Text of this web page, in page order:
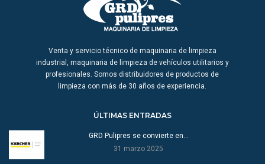
Venta y servicio técnico de maquinaria de limpieza
industrial, maquinaria de limpieza de vehículos utilitarios y
profesionales. Somos distribuidores de productos de
limpieza con más de 30 años de experiencia.
ÚLTIMAS ENTRADAS
GRD Pulipres se convierte en…
31 marzo 2025